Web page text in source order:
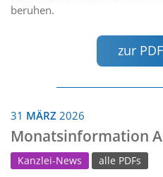
beruhen.
zur
31 MÄRZ 2026
Monatsinformation
Kanzlei-News alle PDFs